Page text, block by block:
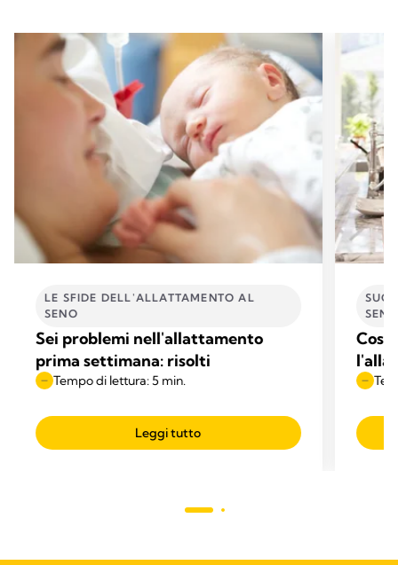
LE SFIDE DELL'ALLATTAMENTO AL
SENO
Sei problemi nell'allattamento
prima settimana: risolti
Tempo di lettura: 5 min.
Leggi tutto
SENO